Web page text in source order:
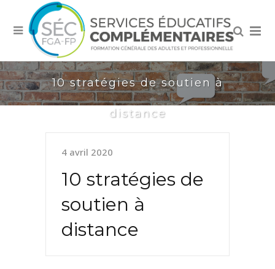
10 stratégies de soutien à
distance
4 avril 2020
10 stratégies de
soutien à
distance